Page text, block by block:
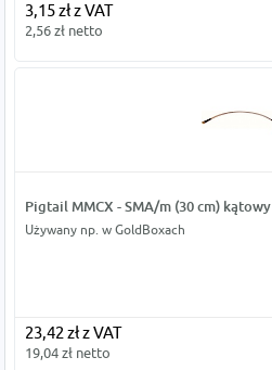
3,15 zł z VAT
2,56 zł netto
Pigtail MMCX - SMA/m (30 cm) kątowy
Używany np. w GoldBoxach
23,42 zł z VAT
19,04 zł netto